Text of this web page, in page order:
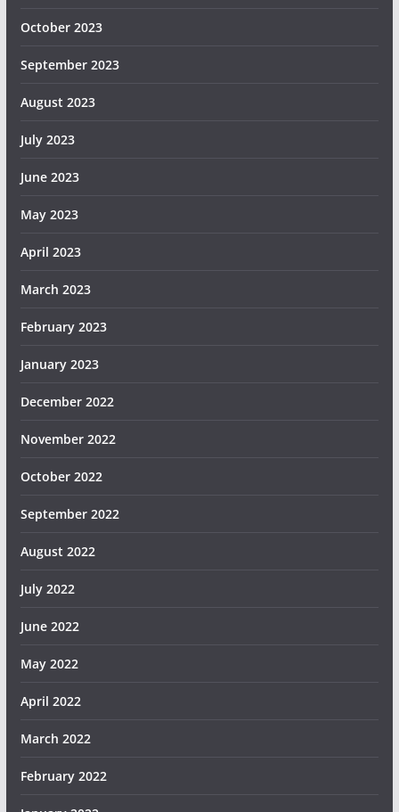
October 2023
September 2023
August 2023
July 2023
June 2023
May 2023
April 2023
March 2023
February 2023
January 2023
December 2022
November 2022
October 2022
September 2022
August 2022
July 2022
June 2022
May 2022
April 2022
March 2022
February 2022